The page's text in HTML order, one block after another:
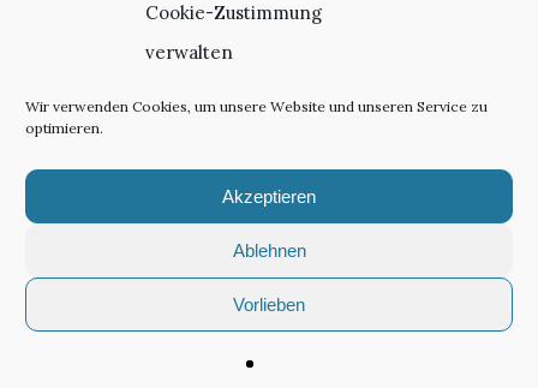
Cookie-Zustimmung
verwalten
Wir verwenden Cookies, um unsere Website und unseren Service zu
optimieren.
Akzeptieren
Ablehnen
Vorlieben
linkedin
© 2026 textstation.